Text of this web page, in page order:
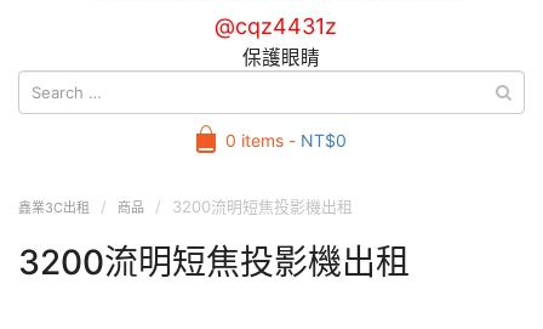
@cqz4431z
保護眼睛
0 items - NT$0
鑫業3C出租 商品 3200流明短焦投影機出租
3200流明短焦投影機出租